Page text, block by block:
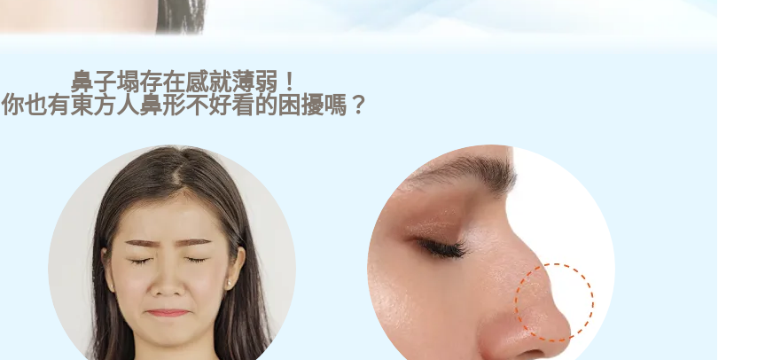
鼻子塌存在感就薄弱！
你也有東方人鼻形不好看的困擾嗎？